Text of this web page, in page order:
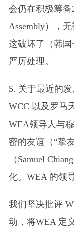
会仍在积极筹备
Assembly），
这破坏了（韩
严厉处理。
5. 关于最近的
WCC 以及罗马
WEA领导人与
密的友谊（“挚
（Samuel
化。WEA 的领
我们坚决批评
动，将WEA 定